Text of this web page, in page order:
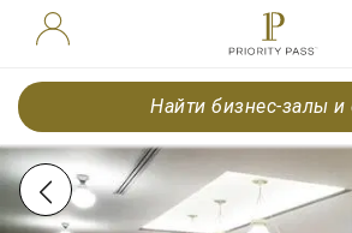
Найти бизнес-залы